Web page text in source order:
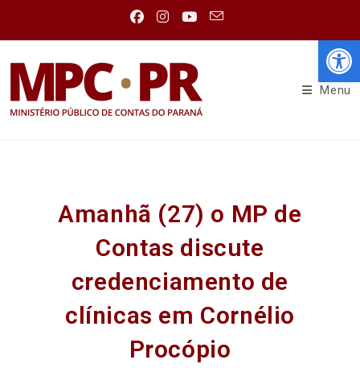
Menu
Amanhã (27) o MP de
Contas discute
credenciamento de
clínicas em Cornélio
Procópio